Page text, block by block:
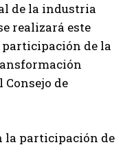
de la industria
realizará este
participación de la
de
la participación de